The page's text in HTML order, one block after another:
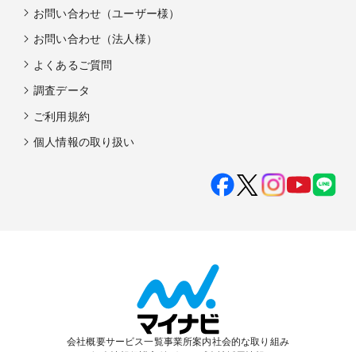
お問い合わせ（ユーザー様）
お問い合わせ（法人様）
よくあるご質問
調査データ
ご利用規約
個人情報の取り扱い
会社概要サービス一覧事業所案内社会的な取り組み